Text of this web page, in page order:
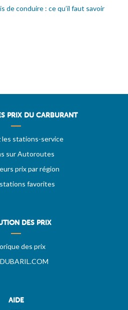
de conduire : ce qu’il faut savoir
PRIX DU CARBURANT
les stations-service
sur Autoroutes
prix par région
favorites
DES PRIX
des prix
AIDE